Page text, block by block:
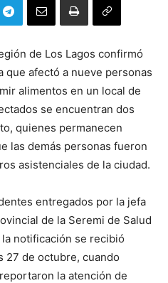
de Los Lagos confirmó
que afectó a nueve personas
alimentos en un local de
se encuentran dos
quienes permanecen
las demás personas fueron
asistenciales de la ciudad.
entregados por la jefa
de la Seremi de Salud
notificación se recibió
27 de octubre, cuando
la atención de